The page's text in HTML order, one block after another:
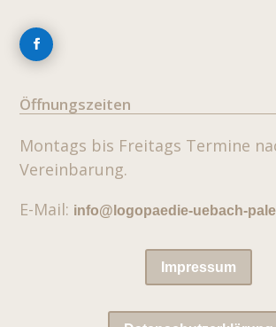
Öffnungszeiten
Montags bis Freitags Termine
Vereinbarung.
E-Mail: info@logopaedie-uebach-
Impressum